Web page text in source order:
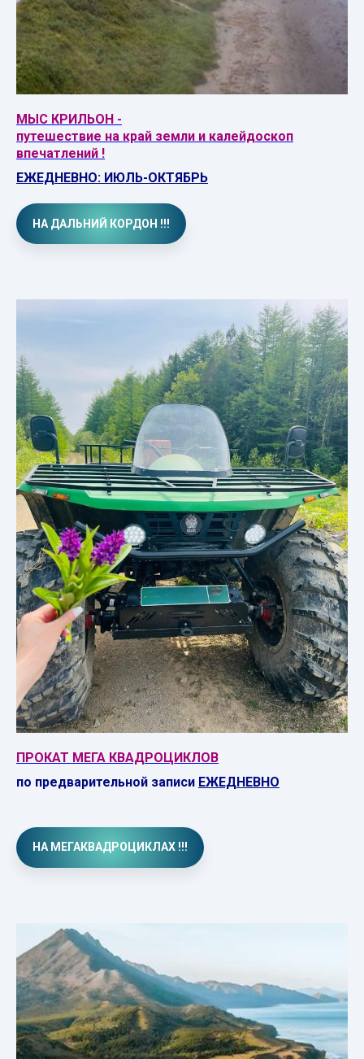
МЫС КРИЛЬОН -
путешествие на край земли и калейдоскоп
впечатлений !
ЕЖЕДНЕВНО: ИЮЛЬ-ОКТЯБРЬ
НА ДАЛЬНИЙ КОРДОН !!!
ПРОКАТ МЕГА КВАДРОЦИКЛОВ
по предварительной записи ЕЖЕДНЕВНО
НА МЕГАКВАДРОЦИКЛАХ !!!